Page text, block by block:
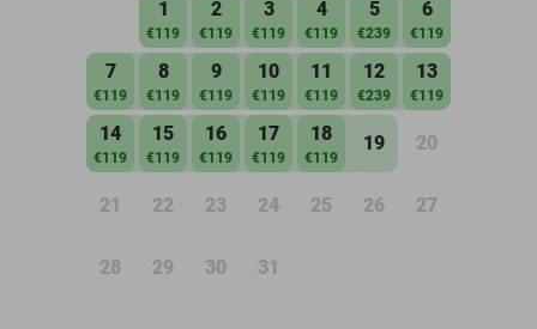
1
€119
2
€119
3
€119
4
€119
5
€239
6
€119
7
€119
8
€119
9
€119
10
€119
11
€119
12
€239
13
€119
14
€119
15
€119
16
€119
17
€119
18
€119
19 20
21 22 23 24 25 26 27
28 29 30 31